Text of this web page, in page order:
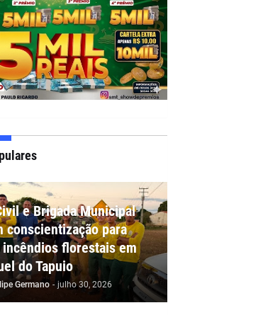
e Brigada Municipal
conscientização para
florestais em
do Tapuio
Germano - julho 30, 2026